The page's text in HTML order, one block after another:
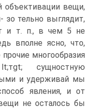
объективации вещи,
зо тельно выглядит,
и т. п., в чем 5 не
вполне ясно, что,
многообразия
сущностную
и удерживай мы
явления, и от
не осталось бы